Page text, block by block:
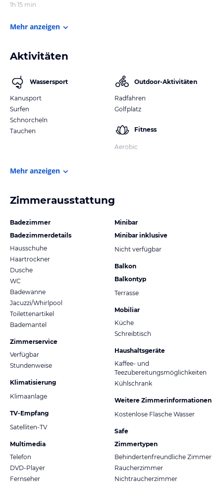
1h 15 min
Mehr anzeigen
Aktivitäten
Wassersport
Kanusport
Surfen
Schnorcheln
Tauchen
Outdoor-Aktivitäten
Radfahren
Golfplatz
Fitness
Aerobic
Mehr anzeigen
Zimmerausstattung
Badezimmer
Badezimmerdetails
Hausschuhe
Haartrockner
Dusche
WC
Badewanne
Jacuzzi/Whirlpool
Toilettenartikel
Bademantel
Zimmerservice
Verfügbar
Stundenweise
Klimatisierung
Klimaanlage
TV-Empfang
Satelliten-TV
Multimedia
Telefon
DVD-Player
Fernseher
Minibar
Minibar inklusive
Nicht verfügbar
Balkon
Balkontyp
Terrasse
Mobiliar
Küche
Schreibtisch
Haushaltsgeräte
Kaffee- und
Teezubereitungsmöglichkeiten
Kühlschrank
Weitere Zimmerinformationen
Kostenlose Flasche Wasser
Safe
Zimmertypen
Behindertenfreundliche Zimmer
Raucherzimmer
Nichtraucherzimmer